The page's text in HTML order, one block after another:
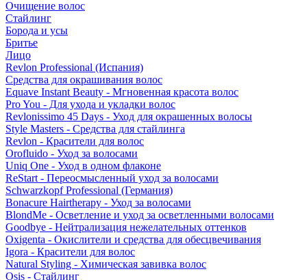
Очищение волос
Стайлинг
Борода и усы
Бритье
Лицо
Revlon Professional (Испания)
Средства для окрашивания волос
Equave Instant Beauty - Мгновенная красота волос
Pro You - Для ухода и укладки волос
Revlonissimo 45 Days - Уход для окрашенных волосы
Style Masters - Средства для стайлинга
Revlon - Красители для волос
Orofluido - Уход за волосами
Uniq One - Уход в одном флаконе
ReStart - Переосмысленный уход за волосами
Schwarzkopf Professional (Германия)
Bonacure Hairtherapy - Уход за волосами
BlondMe - Осветление и уход за осветленными волосами
Goodbye - Нейтрализация нежелательных оттенков
Oxigenta - Окислители и средства для обесцвечивания
Igora - Красители для волос
Natural Styling - Химическая завивка волос
Osis - Стайлинг